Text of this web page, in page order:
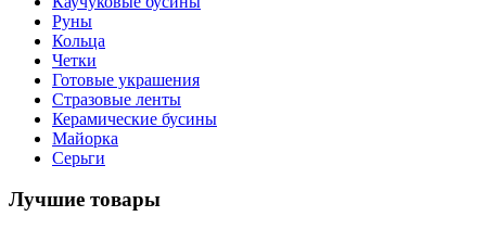
Руны
Кольца
Четки
Готовые украшения
Стразовые ленты
Керамические бусины
Майорка
Серьги
Лучшие товары